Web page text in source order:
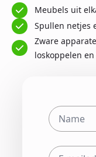
Meubels uit
Spullen netjes
Zware
loskoppelen